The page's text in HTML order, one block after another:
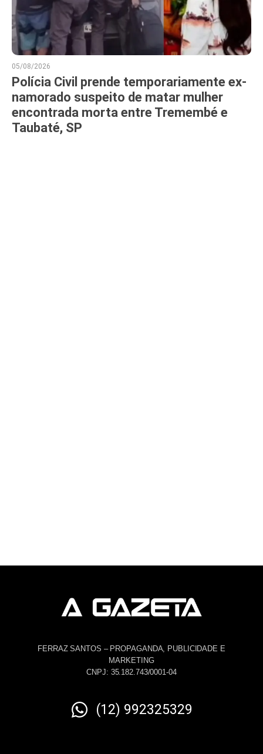
05/08/2026
Polícia Civil prende temporariamente ex-
namorado suspeito de matar mulher
encontrada morta entre Tremembé e
Taubaté, SP
FERRAZ SANTOS – PROPAGANDA, PUBLICIDADE E
MARKETING
CNPJ: 35.182.743/0001-04
(12) 992325329